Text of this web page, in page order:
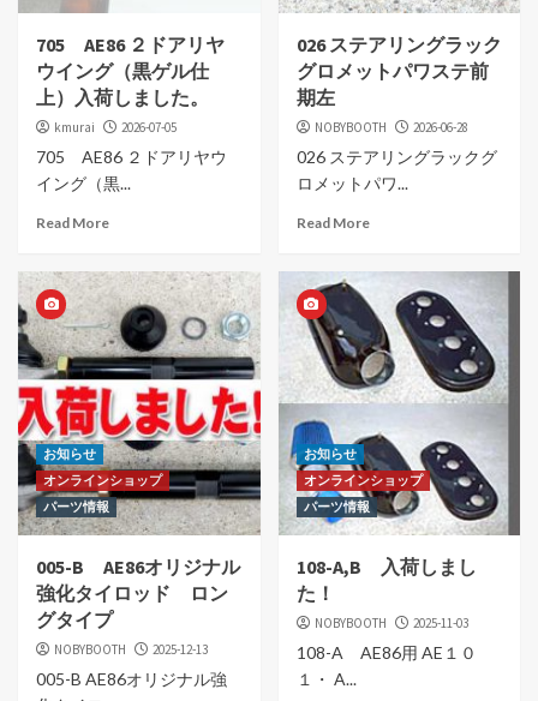
705 AE86 ２ドアリヤ
ウイング（黒ゲル仕
上）入荷しました。
kmurai 2026-07-05
705 AE86 ２ドアリヤウ
イング（黒...
Read More
026 ステアリングラック
グロメットパワステ前
期左
NOBYBOOTH 2026-06-28
026 ステアリングラックグ
ロメットパワ...
Read More
お知らせ
オンラインショップ
パーツ情報
005-B AE86オリジナル
強化タイロッド ロン
グタイプ
NOBYBOOTH 2025-12-13
005-B AE86オリジナル強
お知らせ
オンラインショップ
パーツ情報
108-A,B 入荷しまし
た！
NOBYBOOTH 2025-11-03
108-A AE86用 AE１０
１・ A...